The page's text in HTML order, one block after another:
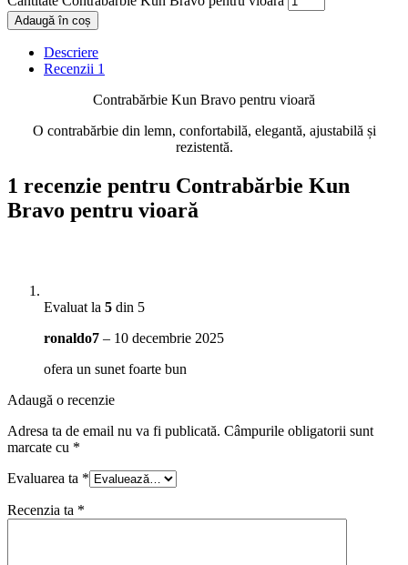
Adaugă în coș
Descriere
Recenzii 1
Contrabărbie Kun Bravo pentru vioară
O contrabărbie din lemn, confortabilă, elegantă, ajustabilă și
rezistentă.
1 recenzie pentru Contrabărbie Kun
Bravo pentru vioară
Evaluat la 5 din 5
ronaldo7 – 10 decembrie 2025
ofera un sunet foarte bun
Adaugă o recenzie
Adresa ta de email nu va fi publicată. Câmpurile obligatorii sunt
marcate cu *
Evaluarea ta *
Recenzia ta *